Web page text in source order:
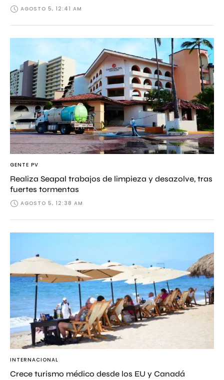
AGOSTO 5, 12:41 AM
GENTE PV
Realiza Seapal trabajos de limpieza y desazolve, tras
fuertes tormentas
AGOSTO 5, 12:38 AM
INTERNACIONAL
Crece turismo médico desde los EU y Canadá